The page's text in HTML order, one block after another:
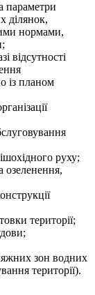
параметри
ділянок,
нормами,
відсутності
із планом
руху;
озеленення,
території;
зон водних
території).